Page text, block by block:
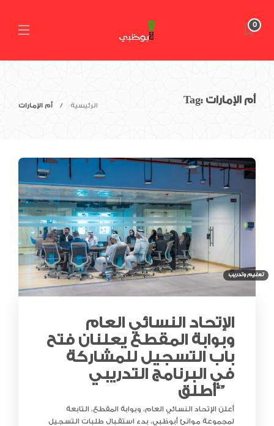
0
Tag: أم الإمارات
الرئيسية أم الإمارات
تعليم وتدريب
الإتحاد النسائي العام
وبوابة المقطع يعلنان فتح
باب التسجيل للمشاركة
في البرنامج التدريبي
“أطلق”
أعلن الإتحاد النسائي العام، وبوابة المقطع، التابعة
لمجموعة موانئ أبوظبي، بدء استقبال طلبات التسجيل